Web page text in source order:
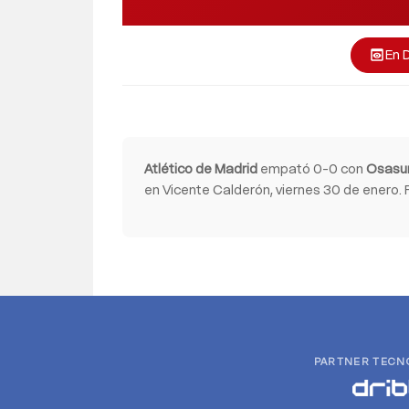
previewEn
Atlético de Madrid empató 0-0 con
en Vicente Calderón, viernes 30 de
PARTNER